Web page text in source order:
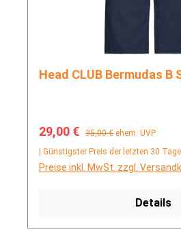
Head CLUB Bermudas
Verkaufspreis:
29,00 € Regulärer Preis:
35,00 € ehem. UVP
| Günstigster Preis der letzten 30
Preise inkl. MwSt. zzgl.
Details